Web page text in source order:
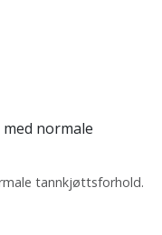
tannkjøttsforhold.